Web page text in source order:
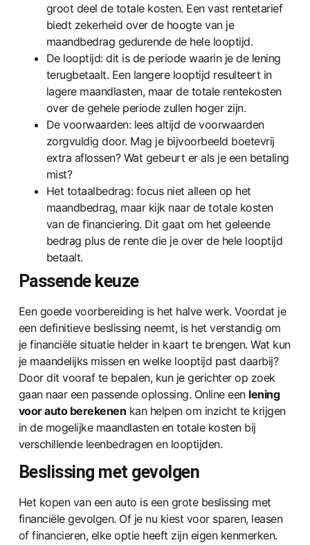
groot deel de totale kosten. Een vast rentetarief
biedt zekerheid over de hoogte van je
maandbedrag gedurende de hele looptijd.
De looptijd: dit is de periode waarin je de lening
terugbetaalt. Een langere looptijd resulteert in
lagere maandlasten, maar de totale rentekosten
over de gehele periode zullen hoger zijn.
De voorwaarden: lees altijd de voorwaarden
zorgvuldig door. Mag je bijvoorbeeld boetevrij
extra aflossen? Wat gebeurt er als je een betaling
mist?
Het totaalbedrag: focus niet alleen op het
maandbedrag, maar kijk naar de totale kosten
van de financiering. Dit gaat om het geleende
bedrag plus de rente die je over de hele looptijd
betaalt.
Passende keuze
Een goede voorbereiding is het halve werk. Voordat je
een definitieve beslissing neemt, is het verstandig om
je financiële situatie helder in kaart te brengen. Wat kun
je maandelijks missen en welke looptijd past daarbij?
Door dit vooraf te bepalen, kun je gerichter op zoek
gaan naar een passende oplossing. Online een lening
voor auto berekenen kan helpen om inzicht te krijgen
in de mogelijke maandlasten en totale kosten bij
verschillende leenbedragen en looptijden.
Beslissing met gevolgen
Het kopen van een auto is een grote beslissing met
financiële gevolgen. Of je nu kiest voor sparen, leasen
of financieren, elke optie heeft zijn eigen kenmerken.